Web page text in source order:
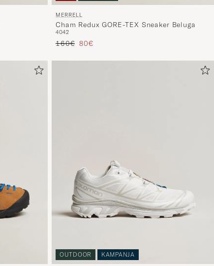
MERRELL
Cham Redux GORE-TEX Sneaker Beluga
4042
Tavallinen hinta
160€ Alennettu hinta
80€
OUTDOOR KAMPANJA